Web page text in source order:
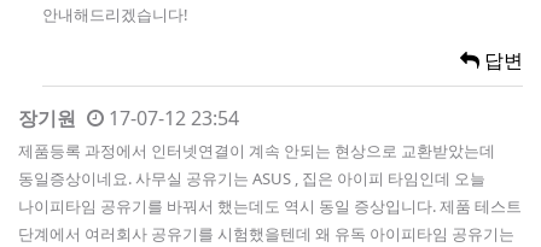
안내해드리겠습니다!
답변
장기원 17-07-12 23:54
제품등록 과정에서 인터넷연결이 계속 안되는 현상으로 교환받았는데
동일증상이네요. 사무실 공유기는 ASUS , 집은 아이피 타임인데 오늘
나이피타임 공유기를 바꿔서 했는데도 역시 동일 증상입니다. 제품 테스트
단계에서 여러회사 공유기를 시험했을텐데 왜 유독 아이피타임 공유기는